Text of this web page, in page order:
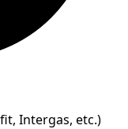
Intergas, etc.)